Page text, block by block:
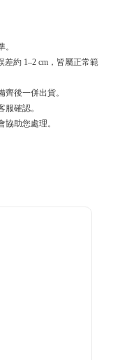
約 1–2 cm，皆屬正常範
後一併出貨。
確認。
助您處理。